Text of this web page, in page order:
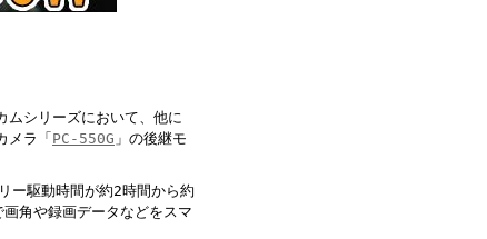
ムシリーズにおいて、他に
メラ「 PC-550G 」の後継モ
ー駆動時間が約2時間から約
角や録画データなどをスマ